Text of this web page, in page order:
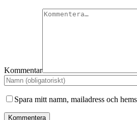
Kommentar
Spara mitt namn, mailadress och